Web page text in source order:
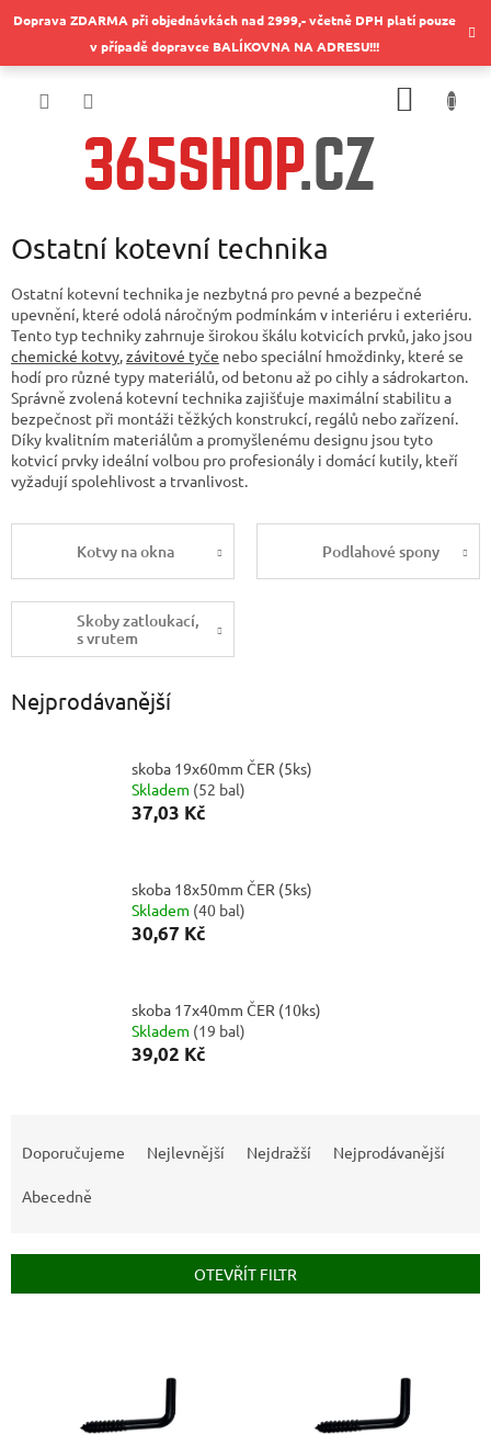
naDoprava ZDARMA při objednávkách nad 2999,- včetně DPH platí pouze
v případě dopravce BALÍKOVNA NA ADRESU!!!
Ostatní kotevní technika
Ostatní kotevní technika je nezbytná pro pevné a bezpečné
upevnění, které odolá náročným podmínkám v interiéru i exteriéru.
Tento typ techniky zahrnuje širokou škálu kotvicích prvků, jako jsou
chemické kotvy,závitové tyče nebo speciální hmoždinky, které se
hodí pro různé typy materiálů, od betonu až po cihly a sádrokarton.
Správně zvolená kotevní technika zajišťuje maximální stabilitu a
bezpečnost při montáži těžkých konstrukcí, regálů nebo zařízení.
Díky kvalitním materiálům a promyšlenému designu jsou tyto
kotvicí prvky ideální volbou pro profesionály i domácí kutily, kteří
vyžadují spolehlivost a trvanlivost.
Kotvy na okna Podlahové spony
Skoby zatloukací,
s vrutem
Nejprodávanější
skoba 19x60mm ČER (5ks)
Skladem (52 bal)
37,03 Kč
skoba 18x50mm ČER (5ks)
Skladem (40 bal)
30,67 Kč
skoba 17x40mm ČER (10ks)
Skladem (19 bal)
39,02 Kč
r
Doporučujeme Nejlevnější Nejdražší Nejprodávanější
Abecedně
OTEVŘÍT FILTR